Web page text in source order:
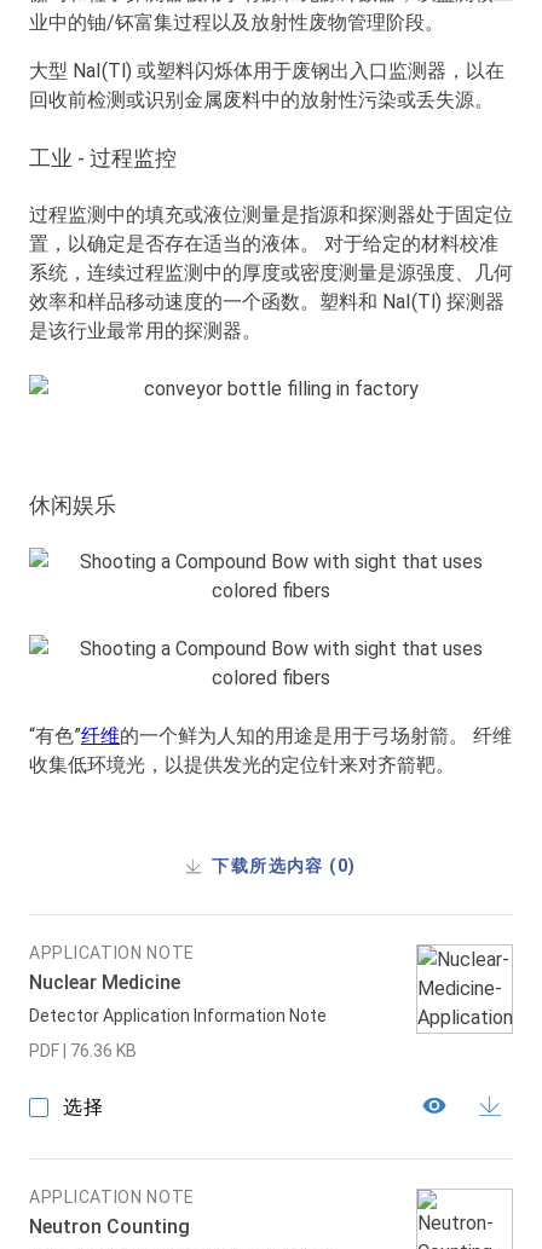
业中的铀/钚富集过程以及放射性废物管理阶段。
大型 NaI(Tl) 或塑料闪烁体用于废钢出入口监测器，以在
回收前检测或识别金属废料中的放射性污染或丢失源。
工业 - 过程监控
过程监测中的填充或液位测量是指源和探测器处于固定位
置，以确定是否存在适当的液体。 对于给定的材料校准
系统，连续过程监测中的厚度或密度测量是源强度、几何
效率和样品移动速度的一个函数。塑料和 NaI(Tl) 探测器
是该行业最常用的探测器。
休闲娱乐
“有色”纤维的一个鲜为人知的用途是用于弓场射箭。 纤维
收集低环境光，以提供发光的定位针来对齐箭靶。
下载所选内容 (0)
APPLICATION NOTE
Nuclear Medicine
Detector Application Information Note
PDF | 76.36 KB
选择
APPLICATION NOTE
Neutron Counting